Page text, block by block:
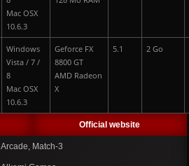
Mac OSX
10.6.3
Windows
Vista / 7 /
8
Mac OSX
10.6.3
Geforce FX
8800 GT
AMD Radeon
X
5.1 2 Go
Official website
Arcade, Match-3